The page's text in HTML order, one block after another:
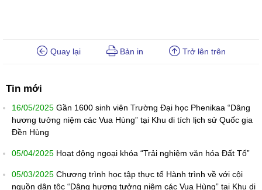
Quay lại Bản in Trở lên trên
Tin mới
16/05/2025 Gần 1600 sinh viên Trường Đại học Phenikaa “Dâng
hương tưởng niệm các Vua Hùng” tại Khu di tích lịch sử Quốc gia
Đền Hùng
05/04/2025 Hoạt động ngoại khóa “Trải nghiệm văn hóa Đất Tổ”
05/03/2025 Chương trình học tập thực tế Hành trình về với cội
nguồn dân tộc “Dâng hương tưởng niệm các Vua Hùng” tại Khu di